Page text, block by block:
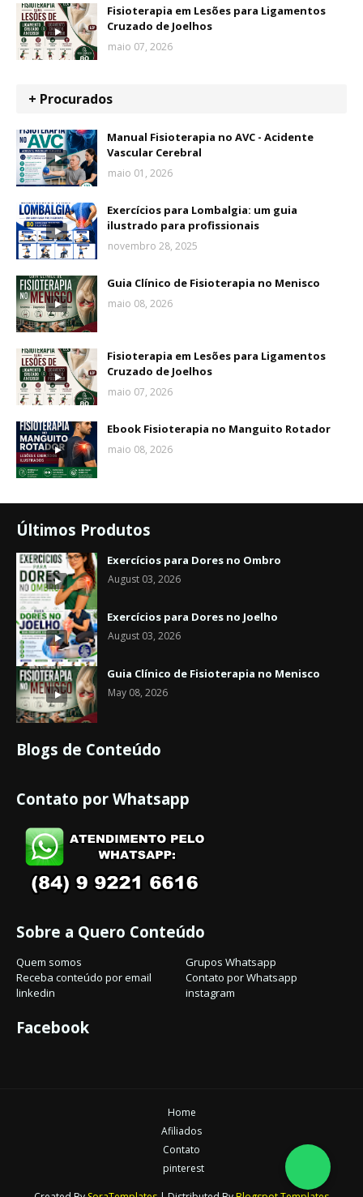
Fisioterapia em Lesões para Ligamentos
Cruzado de Joelhos
maio 07, 2026
+ Procurados
Manual Fisioterapia no AVC - Acidente
Vascular Cerebral
maio 01, 2026
Exercícios para Lombalgia: um guia
ilustrado para profissionais
novembro 28, 2025
Guia Clínico de Fisioterapia no Menisco
maio 08, 2026
Fisioterapia em Lesões para Ligamentos
Cruzado de Joelhos
maio 07, 2026
Ebook Fisioterapia no Manguito Rotador
maio 08, 2026
Últimos Produtos
Exercícios para Dores no Ombro
August 03, 2026
Exercícios para Dores no Joelho
August 03, 2026
Guia Clínico de Fisioterapia no Menisco
May 08, 2026
Blogs de Conteúdo
Contato por Whatsapp
Sobre a Quero Conteúdo
Quem somos
Grupos Whatsapp
Receba conteúdo por email
Contato por Whatsapp
linkedin
instagram
Facebook
Home
Afiliados
Contato
pinterest